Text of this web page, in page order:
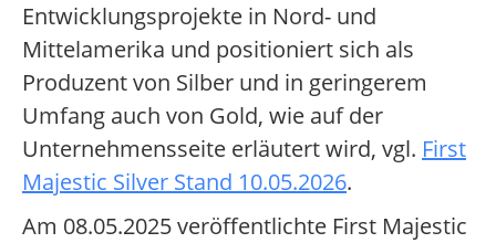
Entwicklungsprojekte in Nord- und
Mittelamerika und positioniert sich als
Produzent von Silber und in geringerem
Umfang auch von Gold, wie auf der
Unternehmensseite erläutert wird, vgl. First
Majestic Silver Stand 10.05.2026.
Am 08.05.2025 veröffentlichte First Majestic